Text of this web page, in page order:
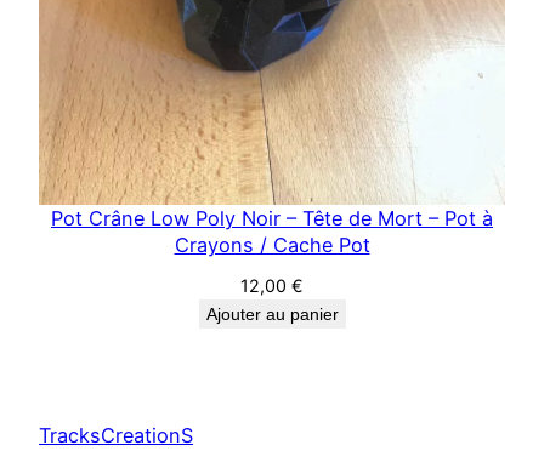
Pot Crâne Low Poly Noir – Tête de Mort – Pot à
Crayons / Cache Pot
12,00 €
Ajouter au panier
TracksCreationS